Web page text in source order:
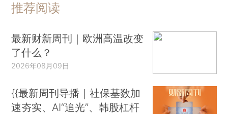
推荐阅读
最新财新周刊｜欧洲高温改变
了什么？
2026年08月09日
{{最新周刊导播｜社保基数加
速夯实、AI“追光”、韩股杠杆